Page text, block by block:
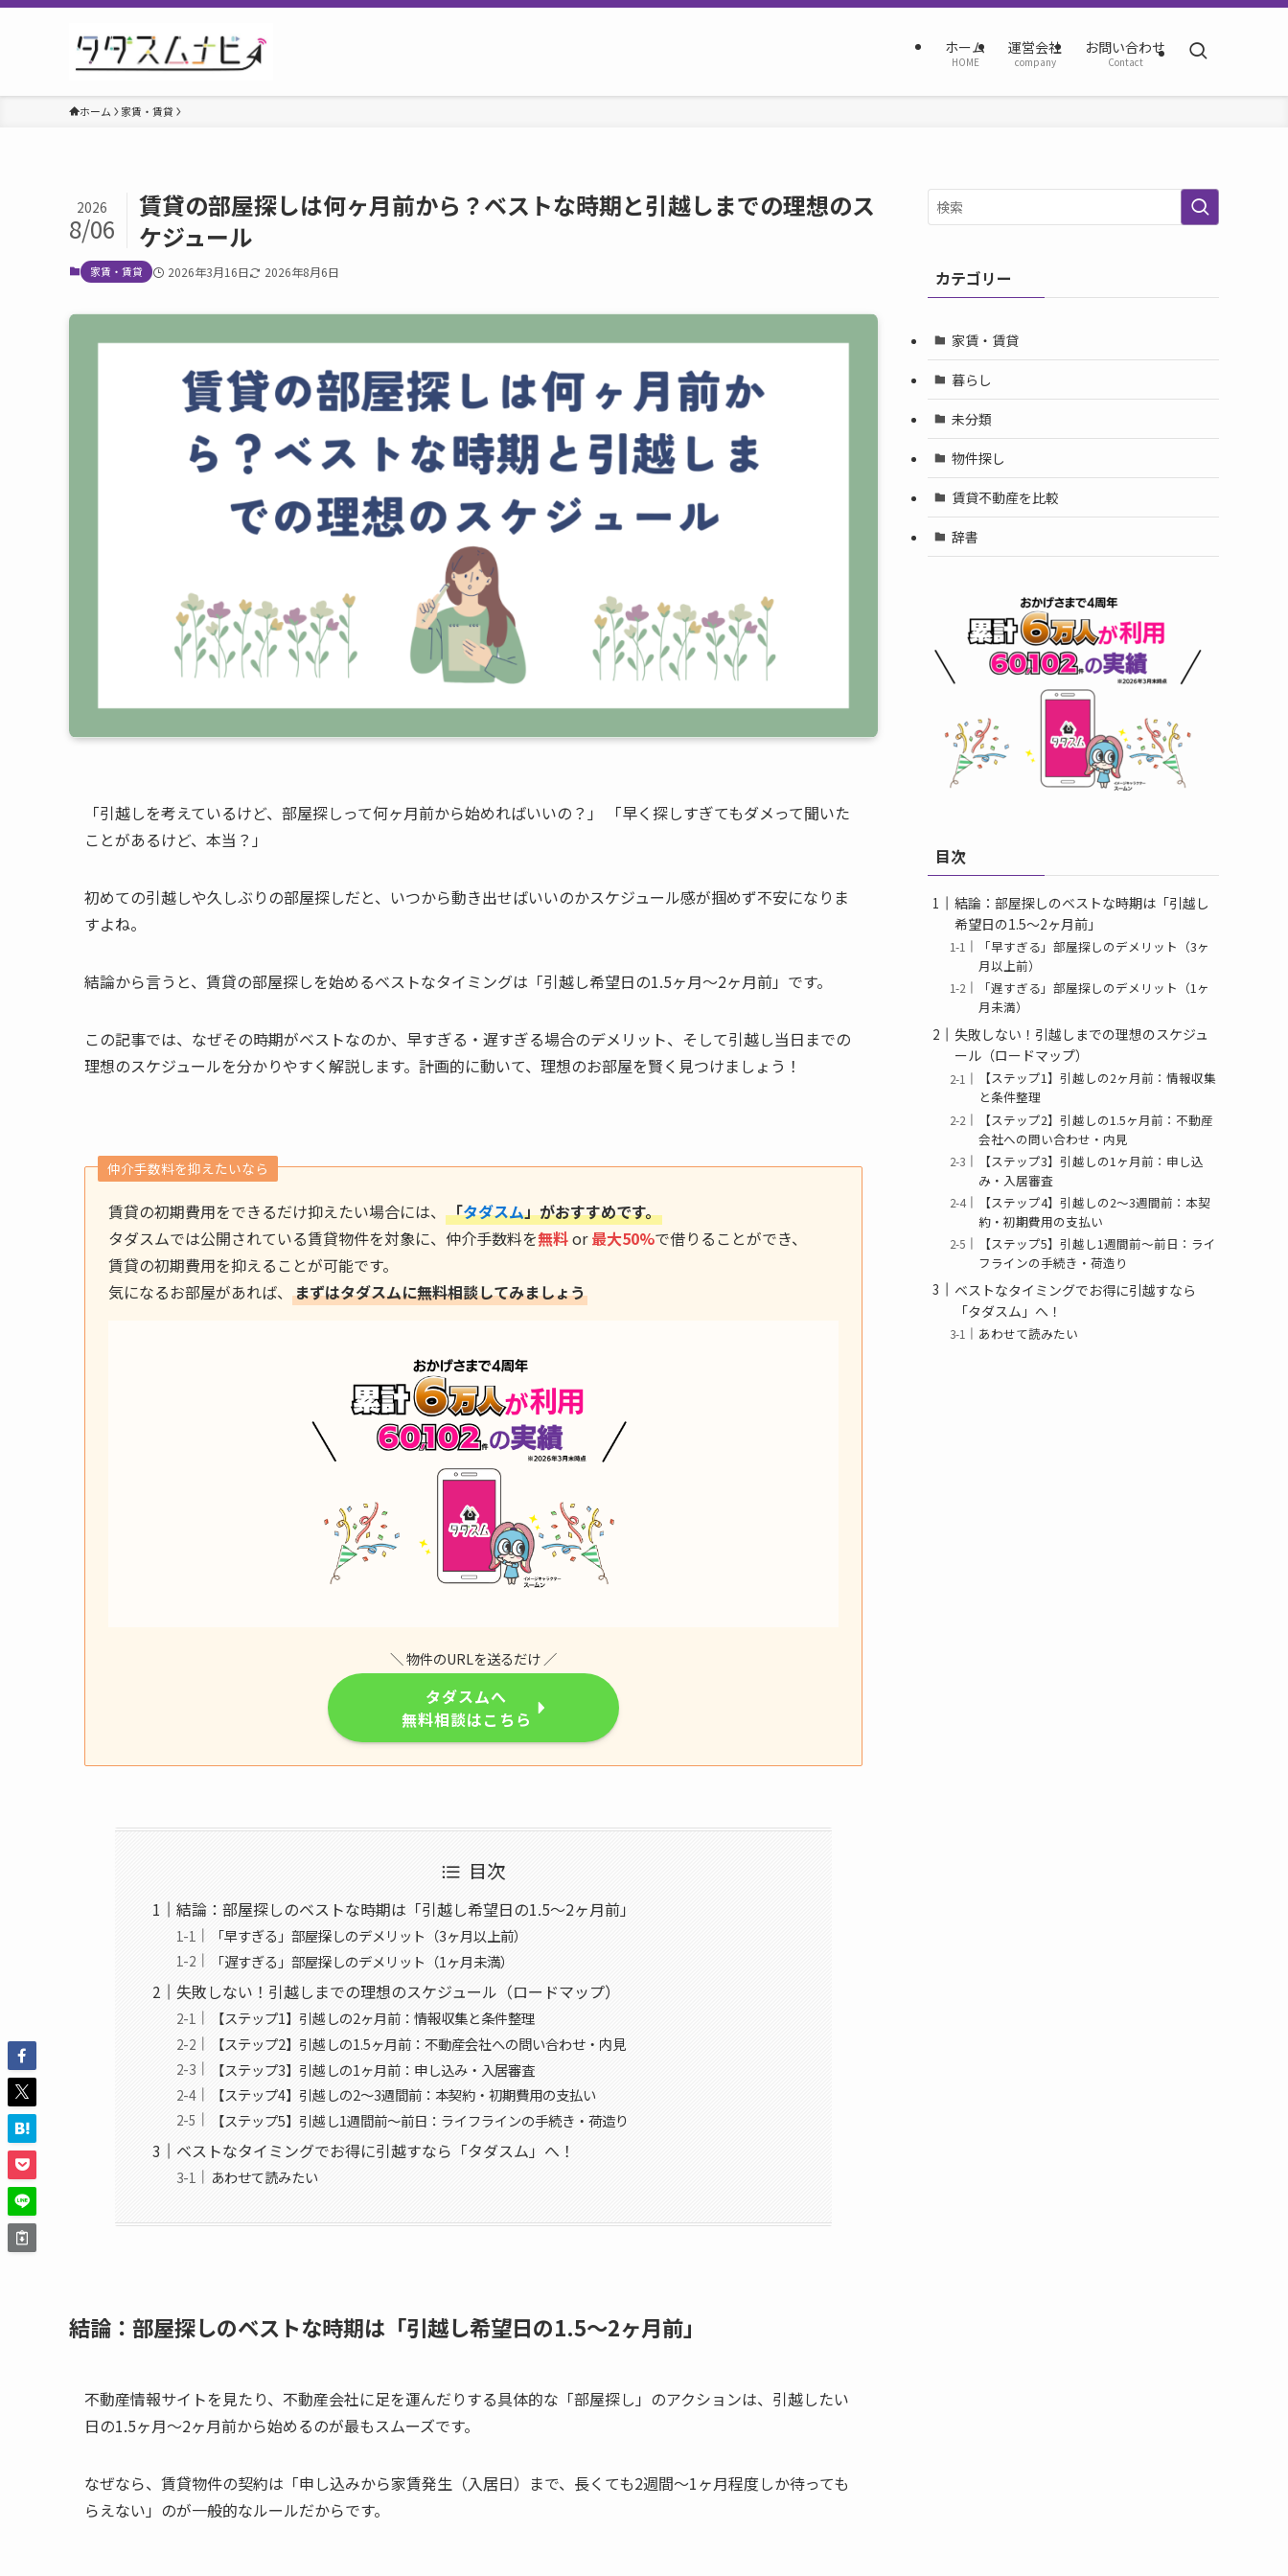
ホーム
HOME
運営会社
company
お問い合わせ
Contact
ホーム 家賃・賃貸
賃貸の部屋探しは何ヶ月前から？ベストな時期と引越しまでの理想のス
ケジュール
2026
8/06
家賃・賃貸 2026年3月16日 2026年8月6日
「引越しを考えているけど、部屋探しって何ヶ月前から始めればいいの？」 「早く探しすぎてもダメって聞いた
ことがあるけど、本当？」
初めての引越しや久しぶりの部屋探しだと、いつから動き出せばいいのかスケジュール感が掴めず不安になりま
すよね。
結論から言うと、賃貸の部屋探しを始めるベストなタイミングは「引越し希望日の1.5ヶ月〜2ヶ月前」です。
この記事では、なぜその時期がベストなのか、早すぎる・遅すぎる場合のデメリット、そして引越し当日までの
理想のスケジュールを分かりやすく解説します。計画的に動いて、理想のお部屋を賢く見つけましょう！
仲介手数料を抑えたいなら
賃貸の初期費用をできるだけ抑えたい場合には、 「タダスム」がおすすめです。
タダスムでは公開されている賃貸物件を対象に、仲介手数料を無料or最大50%で借りることができ、
賃貸の初期費用を抑えることが可能です。
気になるお部屋があれば、 まずはタダスムに無料相談してみましょう
＼ 物件のURLを送るだけ ／
タダスムへ
無料相談はこちら
目次
結論：部屋探しのベストな時期は「引越し希望日の1.5〜2ヶ月前」
「早すぎる」部屋探しのデメリット（3ヶ月以上前）
「遅すぎる」部屋探しのデメリット（1ヶ月未満）
失敗しない！引越しまでの理想のスケジュール（ロードマップ）
【ステップ1】引越しの2ヶ月前：情報収集と条件整理
【ステップ2】引越しの1.5ヶ月前：不動産会社への問い合わせ・内見
【ステップ3】引越しの1ヶ月前：申し込み・入居審査
【ステップ4】引越しの2〜3週間前：本契約・初期費用の支払い
【ステップ5】引越し1週間前〜前日：ライフラインの手続き・荷造り
ベストなタイミングでお得に引越すなら「タダスム」へ！
あわせて読みたい
結論：部屋探しのベストな時期は「引越し希望日の1.5〜2ヶ月前」
不動産情報サイトを見たり、不動産会社に足を運んだりする具体的な「部屋探し」のアクションは、引越したい
日の1.5ヶ月〜2ヶ月前から始めるのが最もスムーズです。
なぜなら、賃貸物件の契約は「申し込みから家賃発生（入居日）まで、長くても2週間〜1ヶ月程度しか待っても
らえない」のが一般的なルールだからです。
カテゴリー
家賃・賃貸
暮らし
未分類
物件探し
賃貸不動産を比較
辞書
目次
結論：部屋探しのベストな時期は「引越し
希望日の1.5〜2ヶ月前」
「早すぎる」部屋探しのデメリット（3ヶ
月以上前）
「遅すぎる」部屋探しのデメリット（1ヶ
月未満）
失敗しない！引越しまでの理想のスケジュ
ール（ロードマップ）
【ステップ1】引越しの2ヶ月前：情報収集
と条件整理
【ステップ2】引越しの1.5ヶ月前：不動産
会社への問い合わせ・内見
【ステップ3】引越しの1ヶ月前：申し込
み・入居審査
【ステップ4】引越しの2〜3週間前：本契
約・初期費用の支払い
【ステップ5】引越し1週間前〜前日：ライ
フラインの手続き・荷造り
ベストなタイミングでお得に引越すなら
「タダスム」へ！
あわせて読みたい